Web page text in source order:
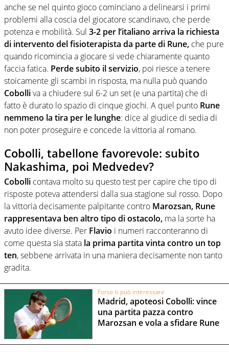
anche se nel quinto gioco cominciano a delinearsi i primi
problemi alla coscia del giocatore scandinavo, che perde
potenza e mobilità. Sul 3-2 per l’italiano arriva la richiesta
di intervento del fisioterapista da parte di Rune, che pure
quando ricomincia a giocare si vede chiaramente quanto
faccia fatica. Perde subito il servizio, poi riesce a tenere
stoicamente gli scambi in risposta, ma nulla può quando
Cobolliva a chiudere sul 6-2 un set (e una partita) che di
fatto è durato lo spazio di cinque giochi. A quel punto Rune
nemmeno la tira per le lunghe: dice al giudice di sedia di
non poter proseguire e concede la vittoria al romano.
Cobolli, tabellone favorevole: subito
Nakashima, poi Medvedev?
Cobolli contava molto su questo test per capire che tipo di
risposte poteva attendersi dalla sua stagione sul rosso. Dopo
la vittoria decisamente palpitante contro Marozsan, Rune
rappresentava ben altro tipo di ostacolo, ma la sorte ha
avuto idee diverse. Per Flavio i numeri racconteranno di
come questa sia stata la prima partita vinta contro un top
ten, sebbene arrivata in una maniera decisamente non tanto
gradita.
Forse ti può interessare
Madrid, apoteosi Cobolli: vince
una partita pazza contro
Marozsan e vola a sfidare Rune